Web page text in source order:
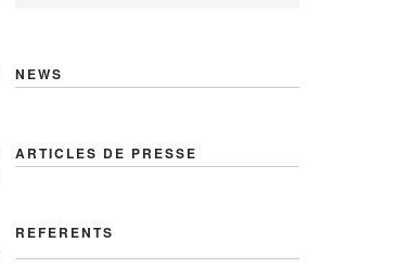
NEWS
ARTICLES DE PRESSE
REFERENTS